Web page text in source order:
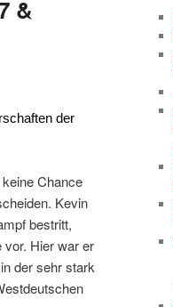
&
der
Chance
Kevin
bestritt,
vor. Hier war er
der sehr stark